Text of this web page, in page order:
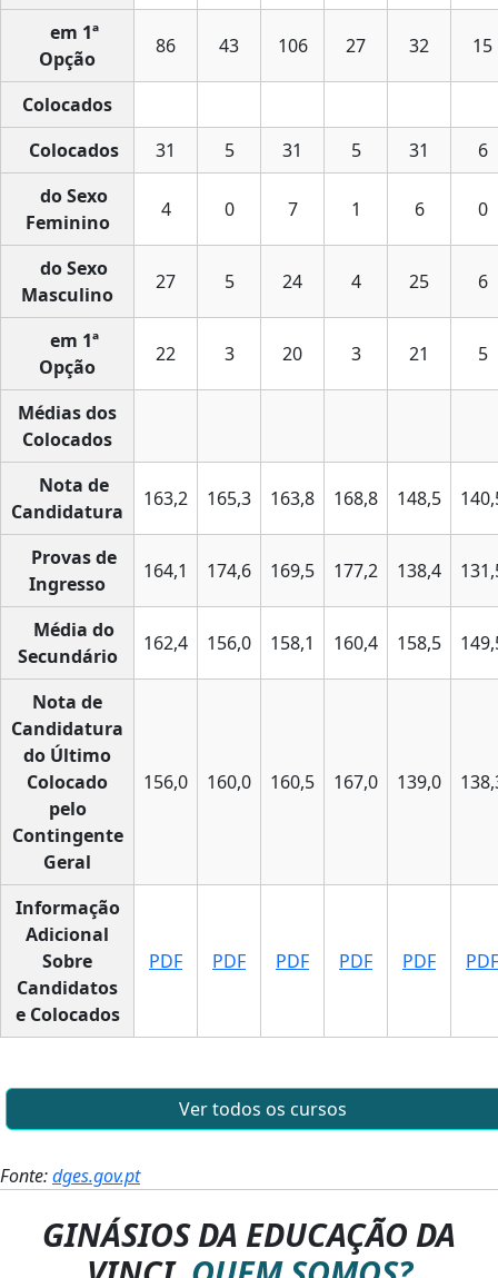
em 1ª
Opção
86 43 106 27 32 15
Colocados
Colocados
31 5 31 5 31
6
do Sexo
Feminino
4 0 7 1 6 0
do Sexo
Masculino
27 5 24 4 25 6
em 1ª
Opção
22 3 20 3 21 5
Médias dos
Colocados
Nota de
Candidatura
163,2 165,3 163,8 168,8 148,5
Provas de
Ingresso
164,1 174,6 169,5 177,2 138,4
Média do
Secundário
162,4 156,0 158,1 160,4 158,5
Nota de
Candidatura
do Último
Colocado
pelo
Contingente
Geral
156,0 160,0 160,5 167,0 139,0
Informação
Adicional
Sobre
Candidatos
e Colocados
PDF PDF PDF PDF PDF PDF
Ver todos os cursos
Fonte:dges.gov.pt
GINÁSIOS DA EDUCAÇÃO DA